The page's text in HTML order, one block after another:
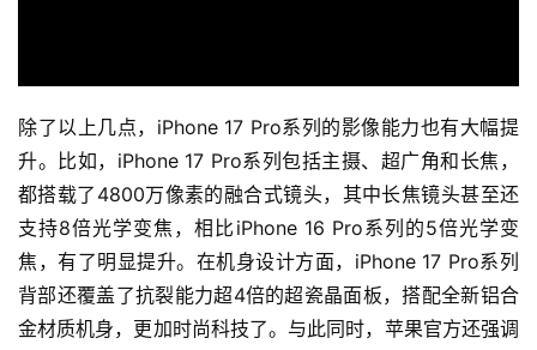
除了以上几点，iPhone 17 Pro系列的影像能力也有大幅提
升。比如，iPhone 17 Pro系列包括主摄、超广角和长焦，
都搭载了4800万像素的融合式镜头，其中长焦镜头甚至还
支持8倍光学变焦，相比iPhone 16 Pro系列的5倍光学变
焦，有了明显提升。在机身设计方面，iPhone 17 Pro系列
背部还覆盖了抗裂能力超4倍的超瓷晶面板，搭配全新铝合
金材质机身，更加时尚科技了。与此同时，苹果官方还强调